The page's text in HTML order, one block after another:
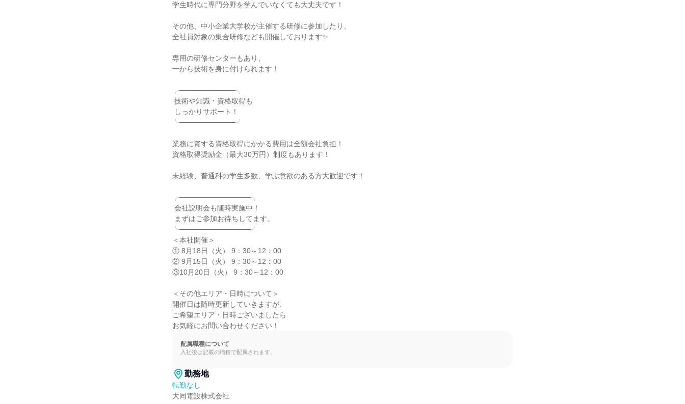
学生時代に専門分野を学んでいなくても大丈夫です！
その他、中小企業大学校が主催する研修に参加したり、
全社員対象の集合研修なども開催しております✨
専用の研修センターもあり、
一から技術を身に付けられます！
╭───────────╮
╰───────────╯
業務に資する資格取得にかかる費用は全額会社負担！
資格取得奨励金（最大30万円）制度もあります！
未経験、普通科の学生多数、学ぶ意欲のある方大歓迎です！
╭──────────────╮
╰──────────────╯
＜本社開催＞
① 8月18日（火） 9：30～12：00
② 9月15日（火） 9：30～12：00
③10月20日（火） 9：30～12：00
＜その他エリア・日時について＞
開催日は随時更新していきますが、
ご希望エリア・日時ございましたら
お気軽にお問い合わせください！
配属職種について
入社後は記載の職種で配属されます。
勤務地
転勤なし
大同電設株式会社